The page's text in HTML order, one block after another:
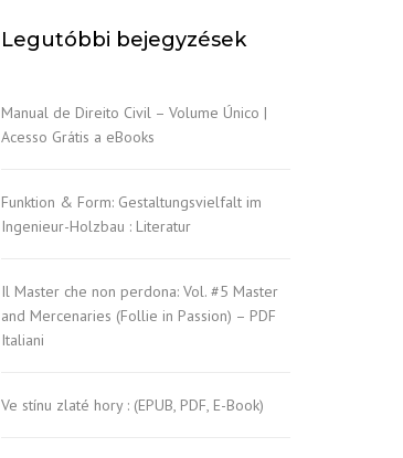
Legutóbbi bejegyzések
Manual de Direito Civil – Volume Único |
Acesso Grátis a eBooks
Funktion & Form: Gestaltungsvielfalt im
Ingenieur-Holzbau : Literatur
Il Master che non perdona: Vol. #5 Master
and Mercenaries (Follie in Passion) – PDF
Italiani
Ve stínu zlaté hory : (EPUB, PDF, E-Book)